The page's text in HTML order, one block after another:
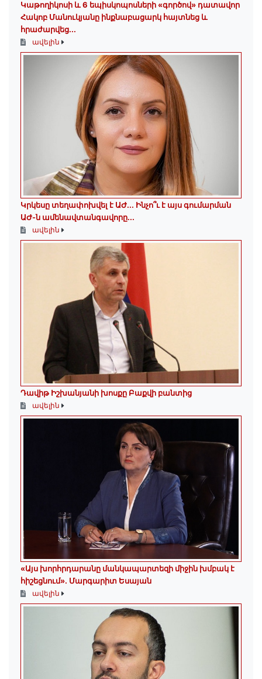
️Կաթողիկոսի և 6 եպիսկոպոսների «գործով» դատավոր
Հակոբ Մանուկյանը ինքնաբացարկ հայտնեց և
հրաժարվեց...
ավելին
Կրկեսը տեղափոխվել է ԱԺ... Ինչո՞ւ է այս գումարման
ԱԺ-ն ամենավտանգավորը...
ավելին
Դավիթ Իշխանյանի խոսքը Բաքվի բանտից
ավելին
«Այս խորհրդարանը մանկապարտեզի միջին խմբակ է
հիշեցնում»․ Մարգարիտ Եսայան
ավելին